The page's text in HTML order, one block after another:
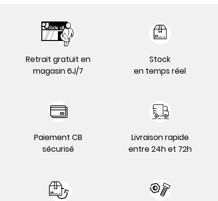
Retrait gratuit en
magasin 6J/7
Stock
en temps réel
Paiement CB
sécurisé
Livraison rapide
entre 24h et 72h